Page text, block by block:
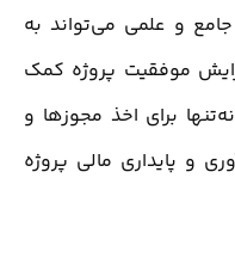
و علمی می‌تواند به
موفقیت پروژه کمک
برای اخذ مجوزها و
و پایداری مالی پروژه